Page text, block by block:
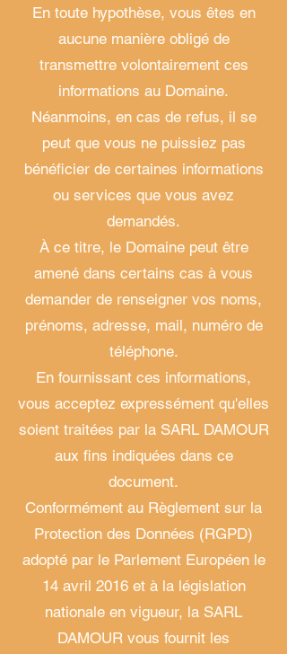
En toute hypothèse, vous êtes en
aucune manière obligé de
transmettre volontairement ces
informations au Domaine.
Néanmoins, en cas de refus, il se
peut que vous ne puissiez pas
bénéficier de certaines informations
ou services que vous avez
demandés.
À ce titre, le Domaine peut être
amené dans certains cas à vous
demander de renseigner vos noms,
prénoms, adresse, mail, numéro de
téléphone.
En fournissant ces informations,
vous acceptez expressément qu'elles
soient traitées par la SARL DAMOUR
aux fins indiquées dans ce
document.
Conformément au Règlement sur la
Protection des Données (RGPD)
adopté par le Parlement Européen le
14 avril 2016 et à la législation
nationale en vigueur, la SARL
DAMOUR vous fournit les